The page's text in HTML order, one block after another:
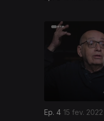
Ep. 4 15 fev. 2022
594464